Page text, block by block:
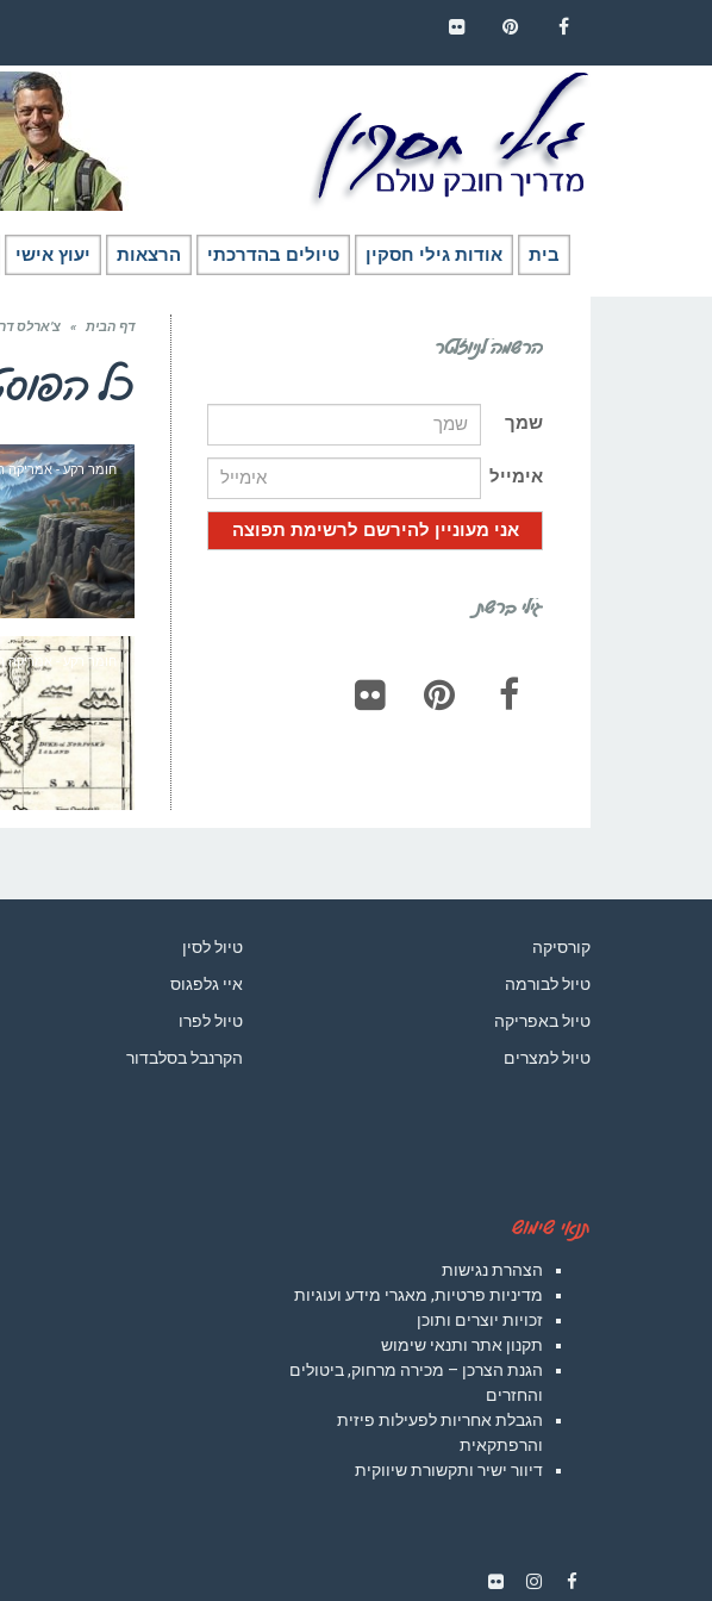
בית אודות גילי חסקין טיולים בהדרכתי הרצאות יעוץ אישי
דף הבית » צ’ארלס
כל
חומר רקע - אמריקה
חומר רקע - אמריקה
הרשמה לניוזלטר
שמך
אימייל
גילי ברשת
קורסיקה
טיול לבורמה
טיול באפריקה
טיול למצרים
טיול לסין
איי גלפגוס
טיול לפרו
הקרנבל בסלבדור
תנאי שימוש
הצהרת נגישות
מדיניות פרטיות, מאגרי מידע ועוגיות
זכויות יוצרים ותוכן
תקנון אתר ותנאי שימוש
הגנת הצרכן – מכירה מרחוק, ביטולים
והחזרים
הגבלת אחריות לפעילות פיזית
והרפתקאית
דיוור ישיר ותקשורת שיווקית